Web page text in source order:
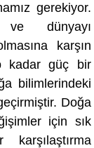
gerekiyor.
ve dünyayı
karşın
kadar güç bir
bilimlerindeki
Doğa
için sık
rma